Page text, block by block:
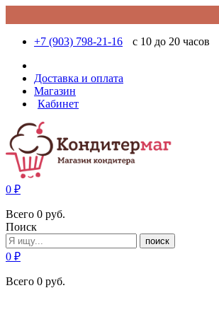
+7 (903) 798-21-16 с 10 до 20 часов
Доставка и оплата
Магазин
Кабинет
0 ₽
Всего 0 руб.
Поиск
поиск
0 ₽
Всего 0 руб.